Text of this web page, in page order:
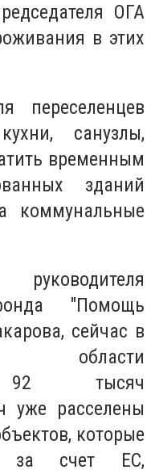
ОГА
в этих
санузлы,
временным
зданий
коммунальные
"Помощь
сейчас в
области
92 тысяч
уже расселены
которые
за счет ЕС,